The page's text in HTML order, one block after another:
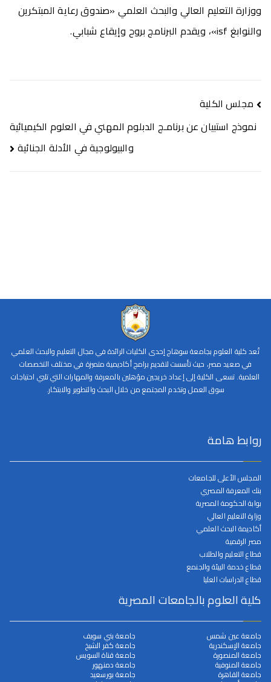
ووزارة التعليم العالي والبحث العلمي «صندوق رعاية المبتكرين
والنوابغ isf»، ويقدم البرنامج بروح وإيقاع شبابي.
مجلس الكلية
نموذج استبيان عن برنامـج الدبلوم المهني في العلوم الكيميائية
والبيولوجية في الأدلة الجنائية
تُعد كلية العلوم بجامعة سوهاج إحدى الكليات الرائدة في مجال التعليم والبحث العلمي
في صعيد مصر، حيث تأسست لتقديم برامج أكاديمية متميزة في مختلف التخصصات
العلمية. تسعى الكلية إلى إعداد خريجين مؤهلين بالمعرفة والمهارات التي تلبي احتياجات
سوق العمل وتخدم المجتمع من خلال البحث والتطوير والابتكار.
روابط هامة
المجلس الأعلى للجامعات
بنك المعرفة المصري
بوابة الحكومة المصرية
وزارة التعليم العالي
أكاديمة البحث العلمي
مصر الرقمية
قطاع التعليم والطلاب
قطاع خدمة البيئة والجنمع
قطاع الدراسات العليا
كلية العلوم بالجامعات المصرية
جامعة عين شمس
جامعة الإسكندرية
جامعة المنصورة
جامعة المنوفية
جامعة القاهرة
جامعة بني سويف
جامعة كفر الشيخ
جامعة قناة السويس
جامعة دمنهور
جامعة بورسعيد